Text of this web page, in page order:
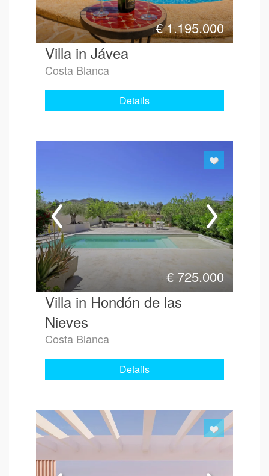
€1.195.000
Villa in Jávea
Costa Blanca
Details
€ 725.000
Villa in Hondón de las
Nieves
Costa Blanca
Details